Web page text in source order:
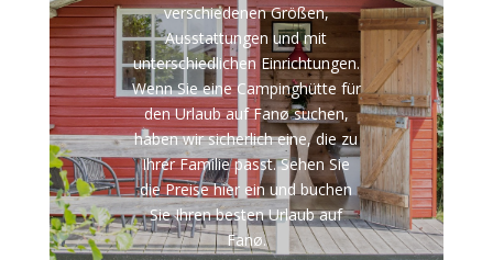
verschiedenen Größen,
Ausstattungen und mit
unterschiedlichen Einrichtungen.
Wenn Sie eine Campinghütte für
den Urlaub auf Fanø suchen,
haben wir sicherlich eine, die zu
Ihrer Familie passt. Sehen Sie
die Preise hier ein und buchen
Sie Ihren besten Urlaub auf
Fanø.